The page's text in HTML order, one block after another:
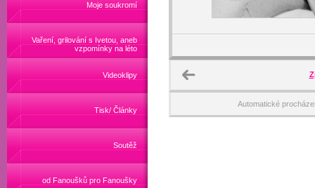
Moje soukromí
Vaření, grilování s Ivetou, aneb
vzpomínky na léto
Videoklipy
Tisk/ Články
Soutěž
od Fanoušků pro Fanoušky
Automatické